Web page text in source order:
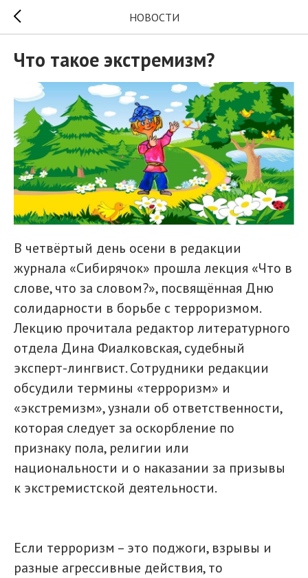
НОВОСТИ
Что такое экстремизм?
В четвёртый день осени в редакции
журнала «Сибирячок» прошла лекция «Что в
слове, что за словом?», посвящённая Дню
солидарности в борьбе с терроризмом.
Лекцию прочитала редактор литературного
отдела Дина Фиалковская, судебный
эксперт-лингвист. Сотрудники редакции
обсудили термины «терроризм» и
«экстремизм», узнали об ответственности,
которая следует за оскорбление по
признаку пола, религии или
национальности и о наказании за призывы
к экстремистской деятельности.
Если терроризм – это поджоги, взрывы и
разные агрессивные действия, то